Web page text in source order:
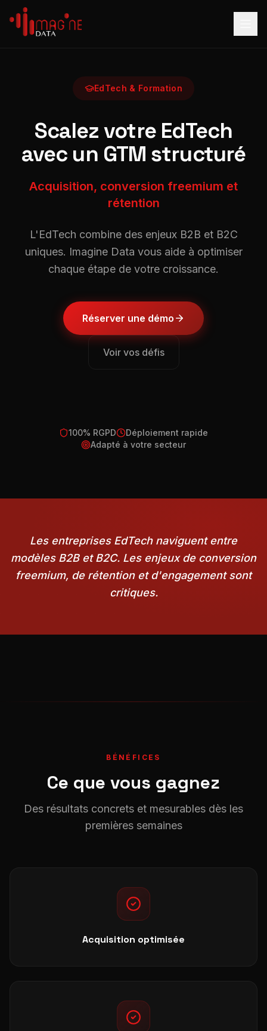
EdTech & Formation
Scalez votre EdTech
avec un GTM structuré
Acquisition, conversion freemium et
rétention
L'EdTech combine des enjeux B2B et B2C
uniques. Imagine Data vous aide à optimiser
chaque étape de votre croissance.
Réserver une démo
Voir vos défis
100% RGPD
Déploiement rapide
Adapté à votre secteur
Les entreprises EdTech naviguent entre
modèles B2B et B2C. Les enjeux de conversion
freemium, de rétention et d'engagement sont
critiques.
BÉNÉFICES
Ce que vous gagnez
Des résultats concrets et mesurables dès les
premières semaines
Acquisition optimisée